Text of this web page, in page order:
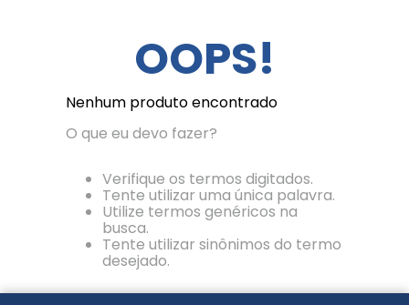
OOPS!
Nenhum produto encontrado
O que eu devo fazer?
Verifique os termos digitados.
Tente utilizar uma única palavra.
Utilize termos genéricos na
busca.
Tente utilizar sinônimos do termo
desejado.